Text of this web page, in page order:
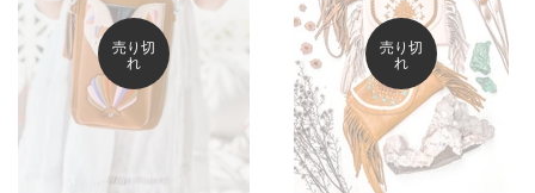
売り切
れ
売り切
れ